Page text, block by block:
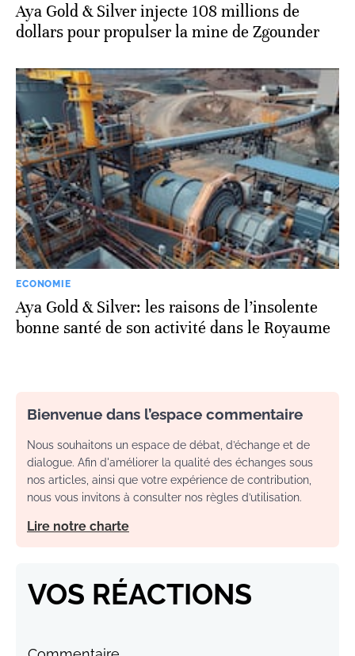
Aya Gold & Silver injecte 108 millions de
dollars pour propulser la mine de Zgounder
ECONOMIE
Aya Gold & Silver: les raisons de l’insolente
bonne santé de son activité dans le Royaume
Bienvenue dans l’espace commentaire
Nous souhaitons un espace de débat, d’échange et de
dialogue. Afin d'améliorer la qualité des échanges sous
nos articles, ainsi que votre expérience de contribution,
nous vous invitons à consulter nos règles d’utilisation.
Lire notre charte
VOS RÉACTIONS